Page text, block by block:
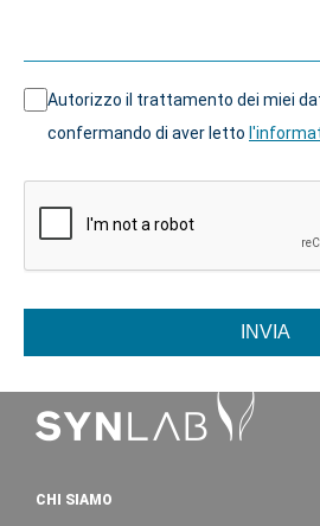
Autorizzo il trattamento dei miei
confermando di aver letto
INVIA
CHI SIAMO